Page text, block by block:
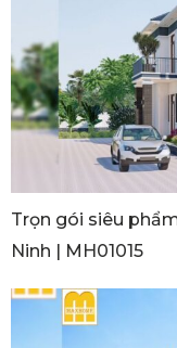
Trọn gói siêu
Ninh | MH01015